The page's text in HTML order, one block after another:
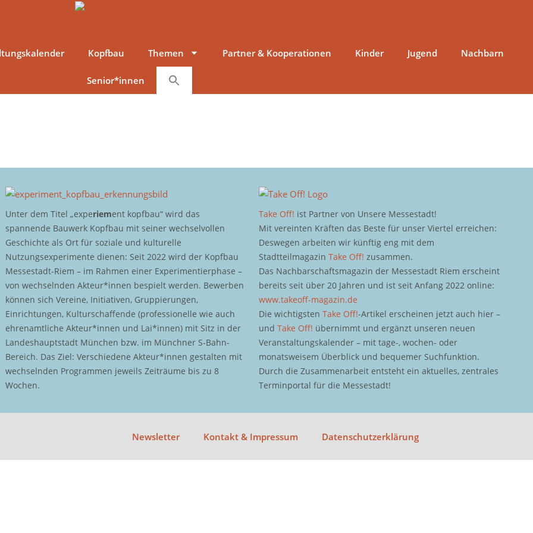
Kopfbau Themen Partner & Kooperationen Kinder Jugend Nachbarn
Senior*innen
Unter dem Titel „experiement kopfbau“ wird das
spannende Bauwerk Kopfbau mit seiner wechselvollen
Geschichte als Ort für soziale und kulturelle
Nutzungsexperimente dienen: Seit 2022 wird der Kopfbau
Messestadt-Riem – im Rahmen einer Experimentierphase –
von wechselnden Akteur*innen bespielt werden. Bewerben
können sich Vereine, Initiativen, Gruppierungen,
Einrichtungen, Kulturschaffende (professionelle wie auch
ehrenamtliche Akteur*innen und Lai*innen) mit Sitz in der
Landeshauptstadt München bzw. im Münchner S-Bahn-
Bereich. Das Ziel: Verschiedene Akteur*innen gestalten mit
wechselnden Programmen jeweils Zeiträume bis zu 8
Wochen.
Take Off! ist Partner von Unsere Messestadt!
Mit vereinten Kräften das Beste für unser Viertel erreichen:
Deswegen arbeiten wir künftig eng mit dem
StadtteilmagazinTake Off! zusammen.
Das Nachbarschaftsmagazin der Messestadt Riem erscheint
bereits seit über 20 Jahren und ist seit Anfang 2022 online:
www.takeoff-magazin.de
Die wichtigstenTake Off!-Artikel erscheinen jetzt auch hier –
undTake Off! übernimmt und ergänzt unseren neuen
Veranstaltungskalender – mit tage-, wochen- oder
monatsweisem Überblick und bequemer Suchfunktion.
Durch die Zusammenarbeit entsteht ein aktuelles, zentrales
Terminportal für die Messestadt!
Newsletter Kontakt & Impressum Datenschutzerklärung